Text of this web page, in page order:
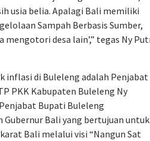
usia belia. Apalagi Bali memiliki
Sampah Berbasis Sumber,
mengotori desa lain’,” tegas Ny
inflasi di Buleleng adalah Penjabat
PKK Kabupaten Buleleng Ny
Bupati Buleleng
Bali yang bertujuan untuk
Bali melalui visi “Nangun Sat